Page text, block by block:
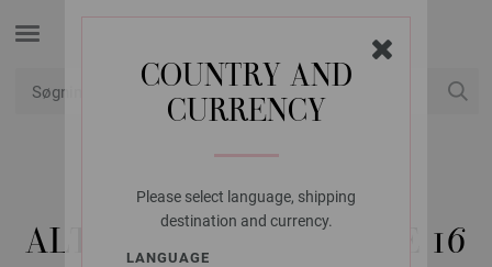
COUNTRY AND
CURRENCY
Please select language, shipping
destination and currency.
LANGUAGE
LANA GROSSA
ALTA MODA CASHMERE 16